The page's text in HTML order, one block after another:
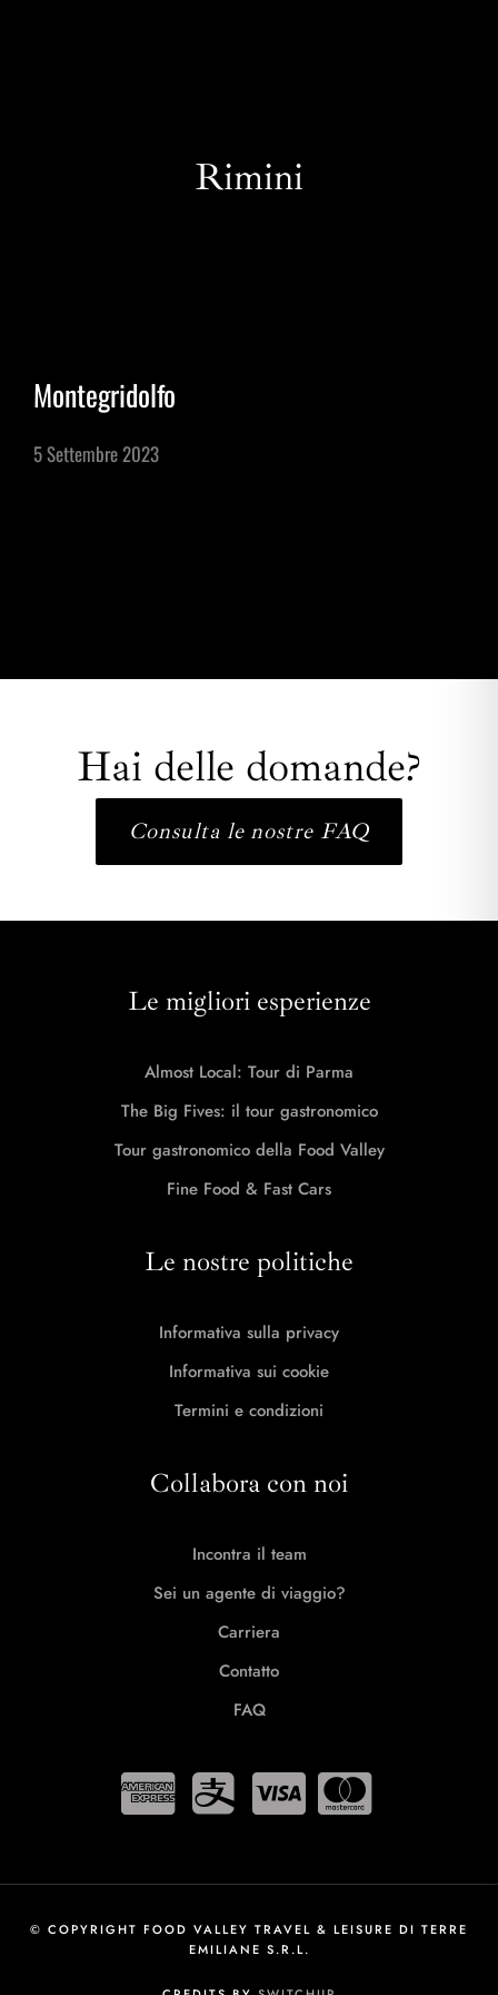
Rimini
Montegridolfo
5 Settembre 2023
Hai delle domande?
Consulta le nostre FAQ
Le migliori esperienze
Almost Local: Tour di Parma
The Big Fives: il tour gastronomico
Tour gastronomico della Food Valley
Fine Food & Fast Cars
Le nostre politiche
Informativa sulla privacy
Informativa sui cookie
Termini e condizioni
Collabora con noi
Incontra il team
Sei un agente di viaggio?
Carriera
Contatto
FAQ
© COPYRIGHT FOOD VALLEY TRAVEL & LEISURE DI TERRE
EMILIANE S.R.L.
Esperienze in Giornata
Esperienze Ispirazionali
Blog